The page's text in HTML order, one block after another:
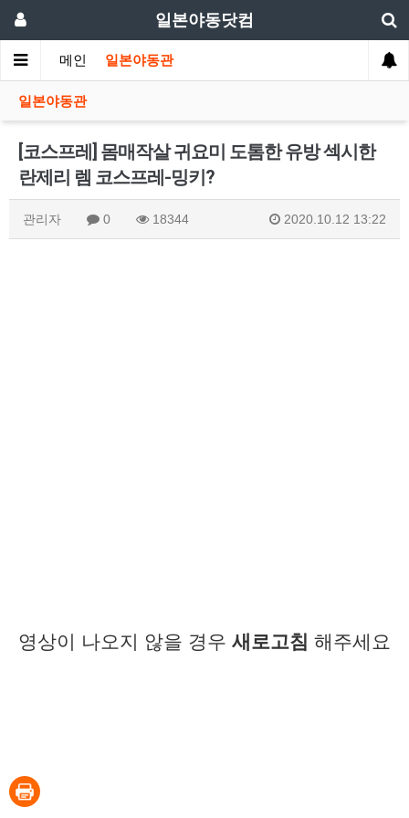
일본야동닷컴
메인 일본야동관
일본야동관
[코스프레] 몸매작살 귀요미 도톰한 유방 섹시한
란제리 렘 코스프레-밍키?
관리자 0 18344 2020.10.12 13:22
영상이 나오지 않을 경우 새로고침 해주세요